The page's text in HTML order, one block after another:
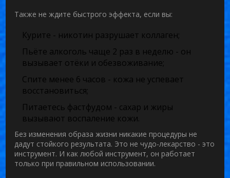
Также не ждите быстрого эффекта, если вы:
Курите - никотин разрушает коллаген;
Пьёте алкоголь чаще 2 раз в неделю - он
вызывает отёки и обезвоживание;
Спите менее 6 часов - кожа не успевает
восстановиться;
Питаетесь фастфудом - сахар и жиры
вызывают воспаление кожи.
Без изменения образа жизни никакие процедуры не
дадут стойкого результата. Это не чудо-лекарство - это
инструмент. И как любой инструмент, он работает
только при правильном использовании.